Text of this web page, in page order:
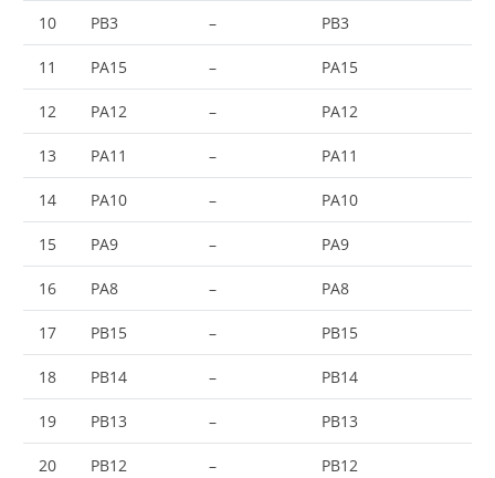
10 PB3 – PB3
11 PA15 – PA15
12 PA12 – PA12
13 PA11 – PA11
14 PA10 – PA10
15 PA9 – PA9
16 PA8 – PA8
17 PB15 – PB15
18 PB14 – PB14
19 PB13 – PB13
20 PB12 – PB12